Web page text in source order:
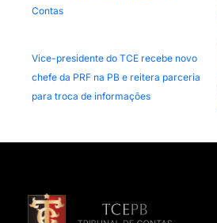
Contas
Vice-presidente do TCE recebe novo
chefe da PRF na PB e reitera parceria
para troca de informações